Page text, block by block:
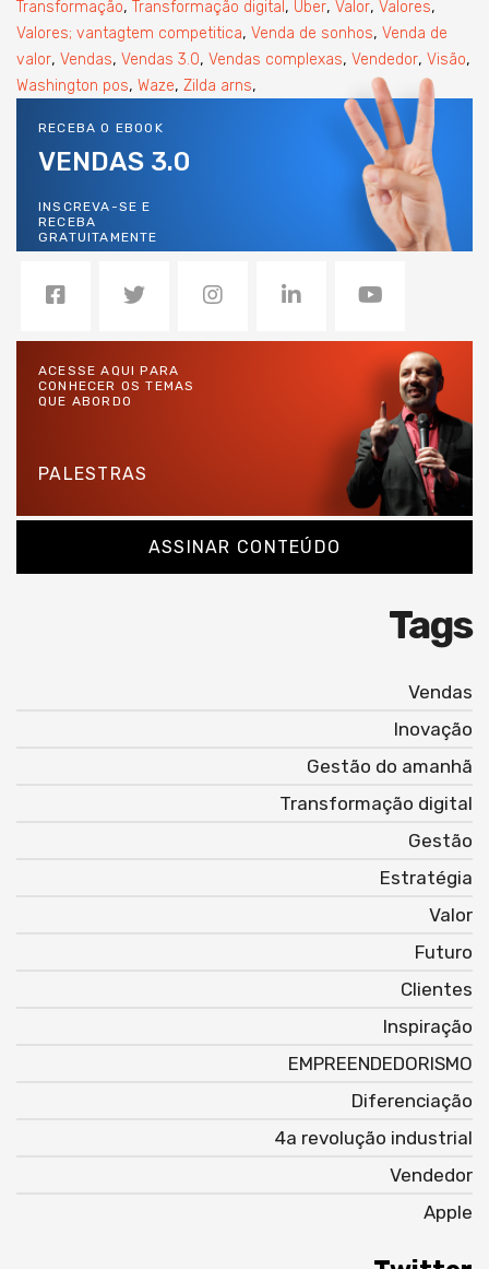
Transformação, Transformação digital , Uber, Valor, Valores,
Valores; vantagtem competitica, Venda de sonhos, Venda de
valor, Vendas, Vendas 3.0, Vendas complexas, Vendedor, Visão,
Washington pos, Waze, Zilda arns,
RECEBA O EBOOK
VENDAS 3.0
INSCREVA-SE E
RECEBA
GRATUITAMENTE
ACESSE AQUI PARA
CONHECER OS TEMAS
QUE ABORDO
PALESTRAS
ASSINAR CONTEÚDO
Tags
Vendas
Inovação
Gestão do amanhã
Transformação digital
Gestão
Estratégia
Valor
Futuro
Clientes
Inspiração
EMPREENDEDORISMO
Diferenciação
4a revolução industrial
Vendedor
Apple